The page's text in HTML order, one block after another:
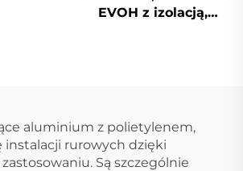
EVOH z izolacją,
aluminium z polietylenem,
instalacji rurowych dzięki
Są szczególnie